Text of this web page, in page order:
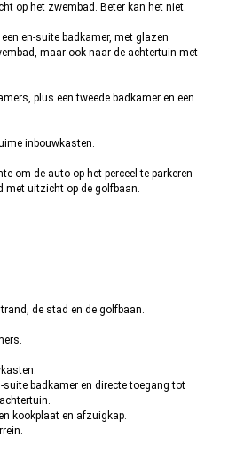
op het zwembad. Beter kan het niet.
en-suite badkamer, met glazen
maar ook naar de achtertuin met
plus een tweede badkamer en een
inbouwkasten.
om de auto op het perceel te parkeren
met uitzicht op de golfbaan.
de stad en de golfbaan.
badkamer en directe toegang tot
kookplaat en afzuigkap.